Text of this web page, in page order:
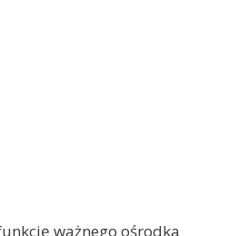
ważnego ośrodka